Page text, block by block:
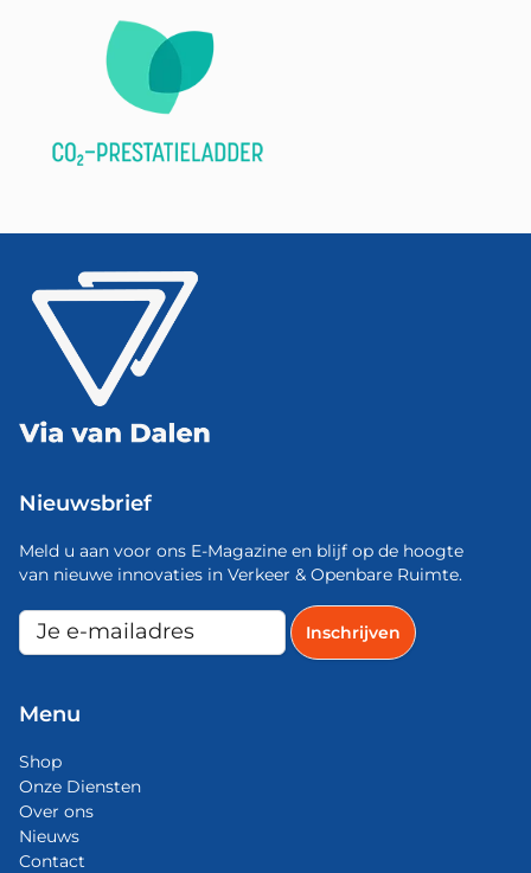
Nieuwsbrief
Meld u aan voor ons E-Magazine en blijf op de hoogte
van nieuwe innovaties in Verkeer & Openbare Ruimte.
Menu
Shop
Onze Diensten
Over ons
Nieuws
Contact